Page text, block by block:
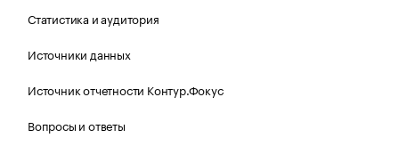
Статистика и аудитория
Источники данных
Источник отчетности Контур.Фокус
Вопросы и ответы